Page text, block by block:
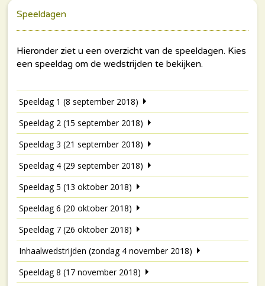
Speeldagen
Speeldag 1 (8 september 2018)
Speeldag 2 (15 september 2018)
Speeldag 3 (21 september 2018)
Speeldag 4 (29 september 2018)
Speeldag 5 (13 oktober 2018)
Speeldag 6 (20 oktober 2018)
Speeldag 7 (26 oktober 2018)
Inhaalwedstrijden (zondag 4 november 2018)
Speeldag 8 (17 november 2018)